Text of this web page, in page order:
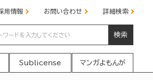
用情報 お問い合わせ 詳細検索
検索
Sublicense マンガよもんが